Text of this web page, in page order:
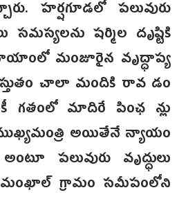
హర్షగూడలో పలువురు
షర్మిల దృష్టికి
మంజూరైన వృద్ధాప్య
చాలా మందికి రావ డం
గతంలో మాదిరే పింఛ న్లు
అయితేనే న్యాయం
పలువురు వృద్ధులు
మంఖాల్ గ్రామం సమీపంలోని